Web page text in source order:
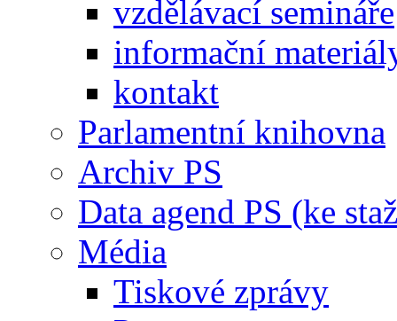
vzdělávací semináře
informační
kontakt
Parlamentní knihovna
Archiv PS
Data agend PS (ke
Média
Tiskové zprávy